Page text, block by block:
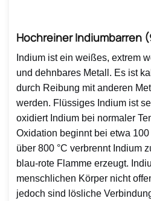
Hochreiner Indiumbarren
Indium ist ein weißes, extrem
und dehnbares Metall. Es ist
durch Reibung mit anderen
werden. Flüssiges Indium ist
oxidiert Indium bei normaler
Oxidation beginnt bei etwa 100
über 800 °C verbrennt Indium
blau-rote Flamme erzeugt.
menschlichen Körper nicht
jedoch sind lösliche